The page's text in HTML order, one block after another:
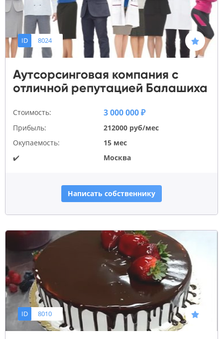
ID 8024
Аутсорсинговая компания с
отличной репутацией Балашиха
Стоимость: 3 000 000 ₽
Прибыль:
212000 руб/мес
Окупаемость:
15 мес
✔️
Москва
Написать собственнику
ID 8010